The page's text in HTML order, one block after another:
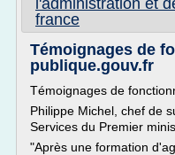
l'administration et
france
Témoignages de
publique.gouv.fr
Témoignages de
Philippe Michel, chef de
Services du Premier
"Après une formation